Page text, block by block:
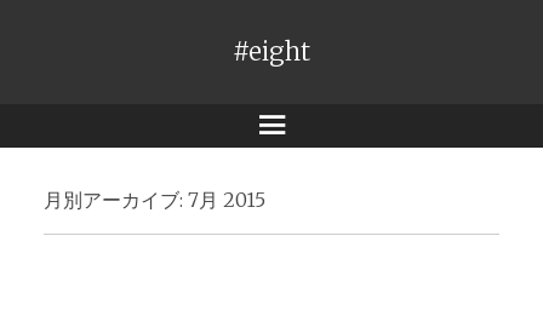
#eight
メ
ー
月別アーカイブ: 7月 2015